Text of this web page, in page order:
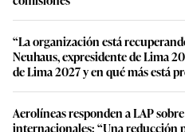
“La organización está
Neuhaus, expresidente de Lima
de Lima 2027 y en qué más está
Aerolíneas responden a LAP
internacionales: “Una reducción